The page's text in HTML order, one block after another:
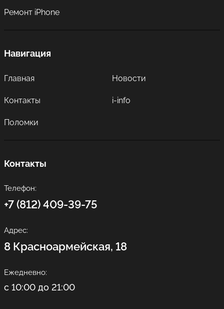
Ремонт iPhone
Навигация
Главная Новости
Контакты i-info
Поломки
Контакты
Телефон:
+7 (812) 409-39-75
Адрес:
8 Красноармейская, 18
Ежедневно:
с 10:00 до 21:00